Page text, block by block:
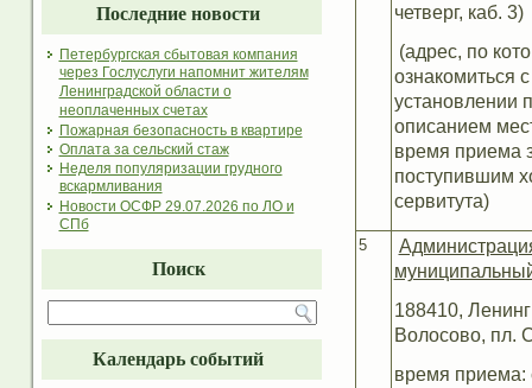
Последние новости
Петербургская сбытовая компания
через Гослуслуги напомнит жителям
Ленинградской области о
неоплаченных счетах
Пожарная безопасность в квартире
Оплата за сельский стаж
Неделя популяризации грудного
вскармливания
Новости ОСФР 29.07.2026 по ЛО и
СПб
Поиск
Календарь событий
четверг, каб. 3)
(адрес, по
ознакомиться
установлении
описанием
время приема
поступившим
сервитута)
5
188410,
Волосово, пл.
время приема: